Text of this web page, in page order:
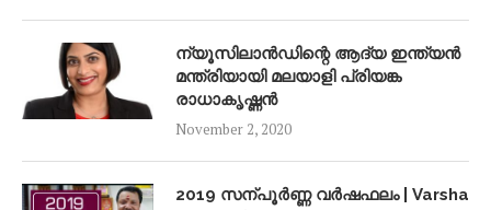
ന്യൂസിലാൻഡിന്റെ ആദ്യ ഇന്ത്യൻ
മന്ത്രിയായി മലയാളി പ്രിയങ്ക
രാധാകൃഷ്ണൻ
November 2, 2020
2019 സന്പൂർണ്ണ വർഷഫലം | Varsha